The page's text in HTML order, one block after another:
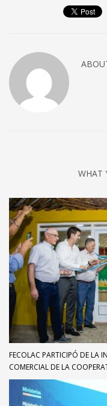
WHAT
FECOLAC PARTICIPÓ DE LA
COMERCIAL DE LA